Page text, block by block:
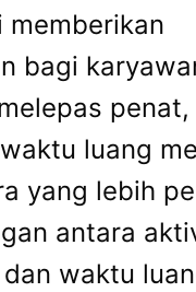
memberikan
bagi
penat,
luang
yang lebih
antara
waktu